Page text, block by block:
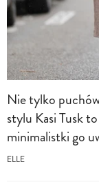
Nie tylko
stylu Kasi Tusk
minimalistki go
ELLE